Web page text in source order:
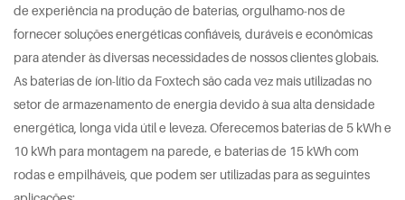
de experiência na produção de baterias, orgulhamo-nos de
fornecer soluções energéticas confiáveis, duráveis ​​e econômicas
para atender às diversas necessidades de nossos clientes globais.
As baterias de íon-lítio da Foxtech são cada vez mais utilizadas no
setor de armazenamento de energia devido à sua alta densidade
energética, longa vida útil e leveza. Oferecemos baterias de 5 kWh e
10 kWh para montagem na parede, e baterias de 15 kWh com
rodas e empilháveis, que podem ser utilizadas para as seguintes